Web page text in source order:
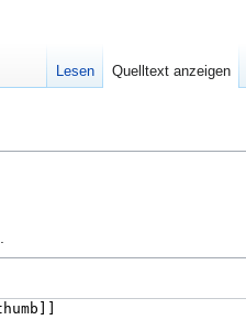
Lesen Quelltext anzeigen